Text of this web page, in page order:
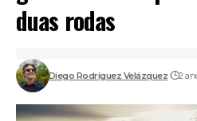
duas rodas
Diego Rodríguez Velázquez 2